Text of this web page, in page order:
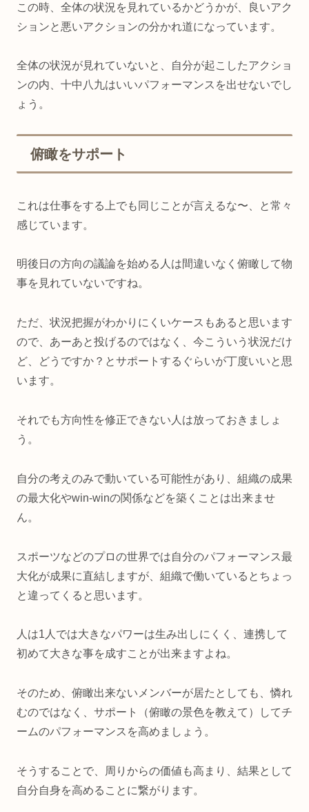
この時、全体の状況を見れているかどうかが、良いアク
ションと悪いアクションの分かれ道になっています。
全体の状況が見れていないと、自分が起こしたアクショ
ンの内、十中八九はいいパフォーマンスを出せないでし
ょう。
俯瞰をサポート
これは仕事をする上でも同じことが言えるな〜、と常々
感じています。
明後日の方向の議論を始める人は間違いなく俯瞰して物
事を見れていないですね。
ただ、状況把握がわかりにくいケースもあると思います
ので、あーあと投げるのではなく、今こういう状況だけ
ど、どうですか？とサポートするぐらいが丁度いいと思
います。
それでも方向性を修正できない人は放っておきましょ
う。
自分の考えのみで動いている可能性があり、組織の成果
の最大化やwin-winの関係などを築くことは出来ませ
ん。
スポーツなどのプロの世界では自分のパフォーマンス最
大化が成果に直結しますが、組織で働いているとちょっ
と違ってくると思います。
人は1人では大きなパワーは生み出しにくく、連携して
初めて大きな事を成すことが出来ますよね。
そのため、俯瞰出来ないメンバーが居たとしても、憐れ
むのではなく、サポート（俯瞰の景色を教えて）してチ
ームのパフォーマンスを高めましょう。
そうすることで、周りからの価値も高まり、結果として
自分自身を高めることに繋がります。